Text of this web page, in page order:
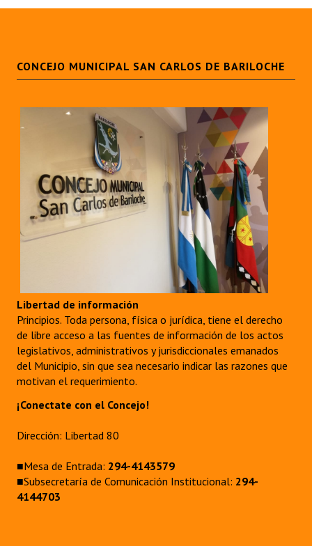
CONCEJO MUNICIPAL SAN CARLOS DE BARILOCHE
Libertad de información
Principios. Toda persona, física o jurídica, tiene el derecho
de libre acceso a las fuentes de información de los actos
legislativos, administrativos y jurisdiccionales emanados
del Municipio, sin que sea necesario indicar las razones que
motivan el requerimiento.
¡Conectate con el Concejo!
Dirección: Libertad 80
■Mesa de Entrada: 294-4143579
■Subsecretaría de Comunicación Institucional: 294-
4144703